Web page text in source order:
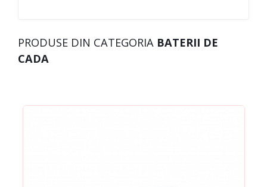
PRODUSE DIN CATEGORIA BATERII DE
CADA